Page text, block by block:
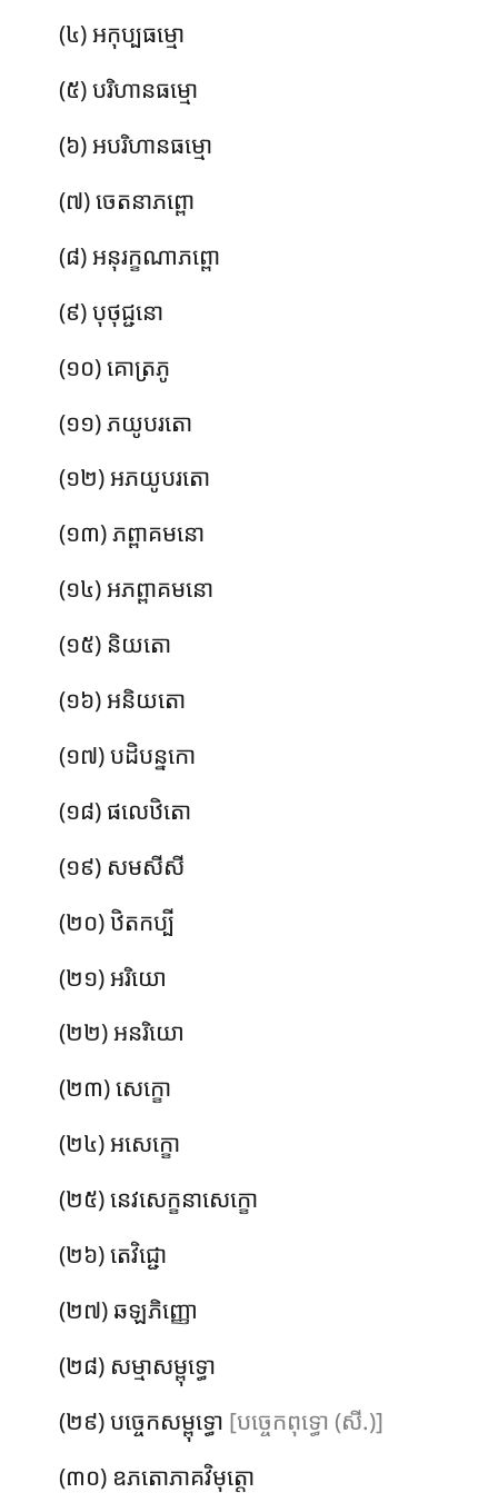
(៤) អកុប្បធម្មោ
(៥) បរិហានធម្មោ
(៦) អបរិហានធម្មោ
(៧) ចេតនាភព្ពោ
(៨) អនុរក្ខណាភព្ពោ
(៩) បុថុជ្ជនោ
(១០) គោត្រភូ
(១១) ភយូបរតោ
(១២) អភយូបរតោ
(១៣) ភព្ពាគមនោ
(១៤) អភព្ពាគមនោ
(១៥) និយតោ
(១៦) អនិយតោ
(១៧) បដិបន្នកោ
(១៨) ផលេឋិតោ
(១៩) សមសីសី
(២០) ឋិតកប្បី
(២១) អរិយោ
(២២) អនរិយោ
(២៣) សេក្ខោ
(២៤) អសេក្ខោ
(២៥) នេវសេក្ខនាសេក្ខោ
(២៦) តេវិជ្ជោ
(២៧) ឆឡភិញ្ញោ
(២៨) សម្មាសម្ពុទ្ធោ
(២៩) បច្ចេកសម្ពុទ្ធោ [បច្ចេកពុទ្ធោ (សី.)]
(៣០) ឧភតោភាគវិមុត្តោ